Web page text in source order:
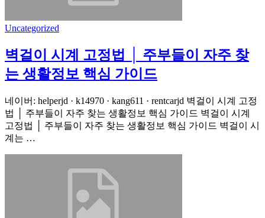
Uncategorized
벽걸이 시계 고정법 │ 주부들이 자주 찾
는 생활정보 핵심 가이드
네이버: helperjd · k14970 · kang611 · rentcarjd 벽걸이 시계 고정
법 │ 주부들이 자주 찾는 생활정보 핵심 가이드 벽걸이 시계
고정법 │ 주부들이 자주 찾는 생활정보 핵심 가이드 벽걸이 시
계는 …